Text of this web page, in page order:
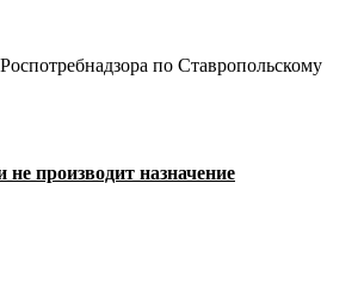
по Ставропольскому
производит назначение